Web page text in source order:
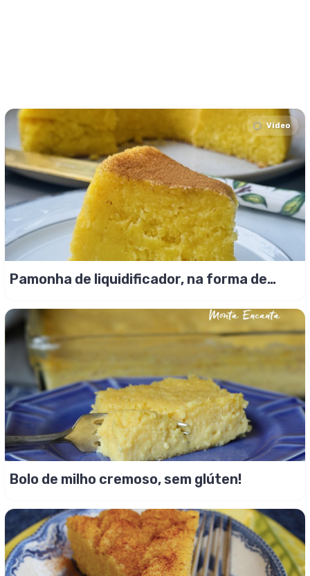
Video
Pamonha de liquidificador, na forma de
Bolo de milho cremoso, sem glúten!